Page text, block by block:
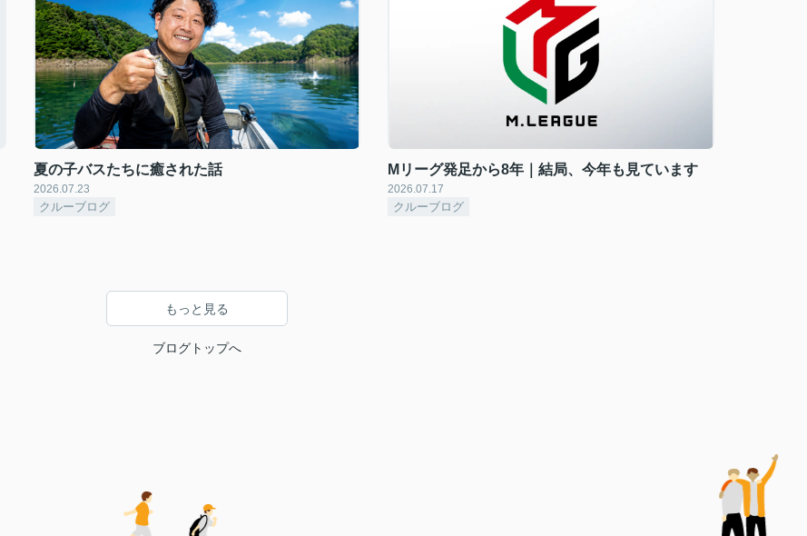
夏の子バスたちに癒された話
2026.07.23
クルーブログ
Mリーグ発足から8年｜結局、今年も見ています
2026.07.17
クルーブログ
もっと見る
ブログトップへ